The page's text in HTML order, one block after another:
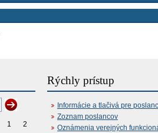
1
2
Rýchly prístup
Informácie a tlačivá pre
Zoznam poslancov
Oznámenia verejných